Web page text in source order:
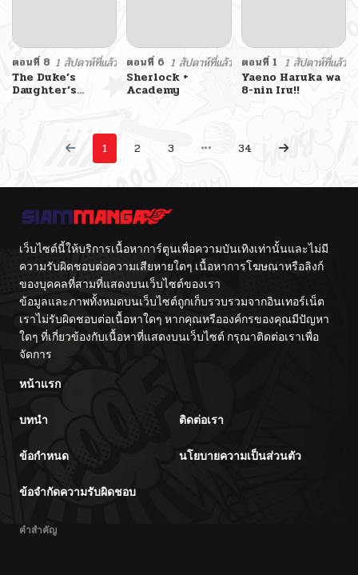
ตอนที่ 8 1 สัปดาห์ที่แล้ว
The Duke’s
Daughter’s
Humanity’s Final
Gambit: A
the Demon King!
What am I
If the Demon
King is a Girl!?
ตอนที่ 6 1 สัปดาห์ที่แล้ว
Sherlock +
Academy
ตอนที่ 1 1 สัปดาห์ที่แล้ว
Yaeno Haruka wa
8-nin Iru!!
1 2 3 34
เว็บไซต์นี้ให้บริการเนื้อหาการ์ตูนเพื่อความบันเทิงเท่านั้นและไม่มี
ความรับผิดชอบต่อความเสียหายใดๆ เนื้อหาการโฆษณาหรือลิงก์
ของบุคคลที่สามที่แสดงบนเว็บไซต์ของเรา
ข้อมูลและภาพทั้งหมดบนเว็บไซต์ถูกเก็บรวบรวมจากอินเทอร์เน็ต
เราไม่รับผิดชอบต่อเนื้อหาใดๆ หากคุณหรือองค์กรของคุณมีปัญหา
ใดๆ ที่เกี่ยวข้องกับเนื้อหาที่แสดงบนเว็บไซต์ กรุณาติดต่อเราเพื่อ
จัดการ
หน้าแรก
บทนำ ติดต่อเรา
ข้อกำหนด นโยบายความเป็นส่วนตัว
ข้อจำกัดความรับผิดชอบ
คำสำคัญ